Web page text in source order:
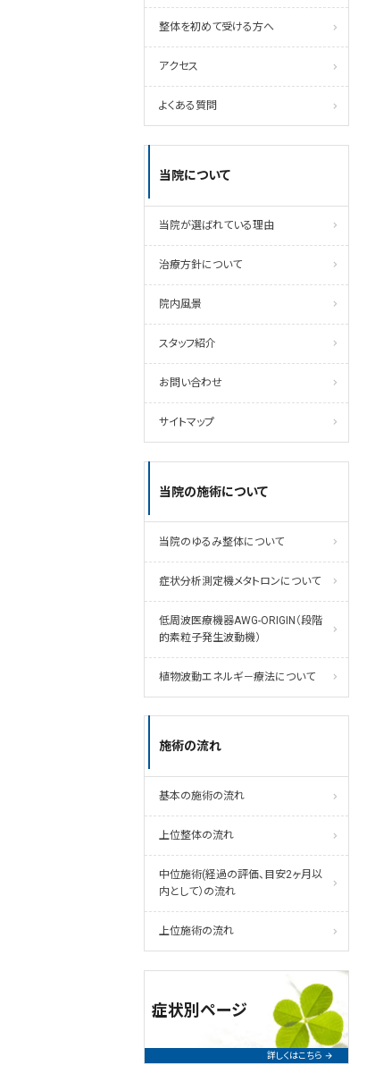
整体を初めて受ける方へ
アクセス
よくある質問
当院について
当院が選ばれている理由
治療方針について
院内風景
スタッフ紹介
お問い合わせ
サイトマップ
当院の施術について
当院のゆるみ整体について
症状分析測定機メタトロンについて
低周波医療機器AWG-ORIGIN（段階
的素粒子発生波動機）
植物波動エネルギ－療法について
施術の流れ
基本の施術の流れ
上位整体の流れ
中位施術(経過の評価、目安2ヶ月以
内として）の流れ
上位施術の流れ
症状別ページ
詳しくはこちら